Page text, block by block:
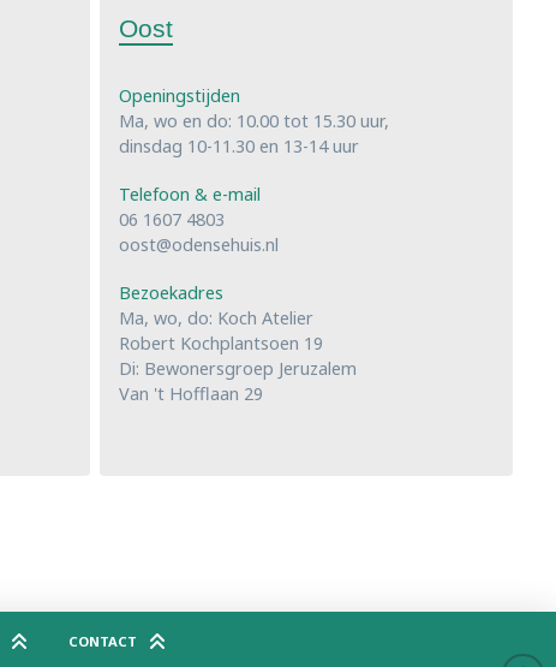
Oost
Openingstijden
Ma, wo en do: 10.00 tot 15.30 uur,
dinsdag 10-11.30 en 13-14 uur
Telefoon & e-mail
06 1607 4803
oost@odensehuis.nl
Bezoekadres
Ma, wo, do: Koch Atelier
Robert Kochplantsoen 19
Di: Bewonersgroep Jeruzalem
Van 't Hofflaan 29
CONTACT